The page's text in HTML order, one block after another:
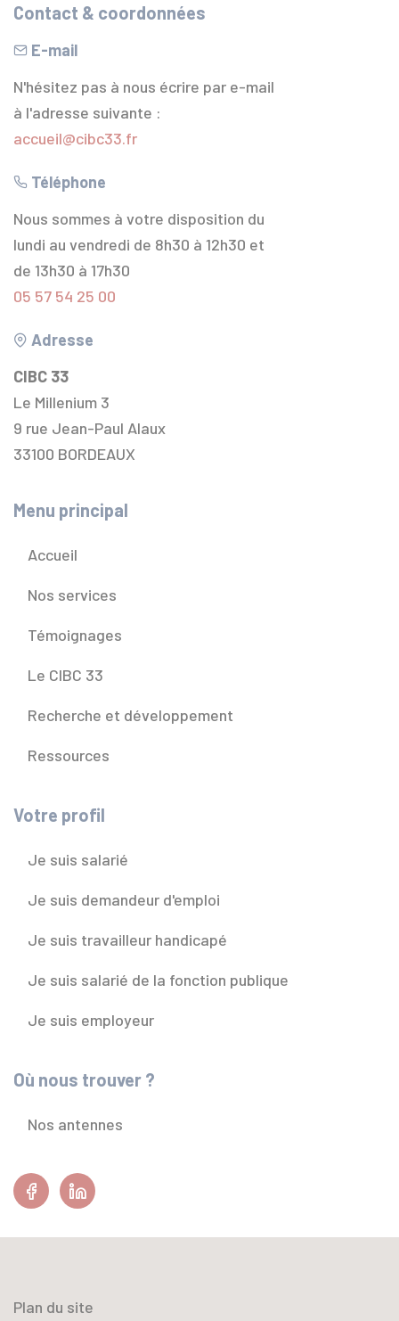
Contact & coordonnées
E-mail
N'hésitez pas à nous écrire par e-mail
à l'adresse suivante :
accueil@cibc33.fr
Téléphone
Nous sommes à votre disposition du
lundi au vendredi de 8h30 à 12h30 et
de 13h30 à 17h30
05 57 54 25 00
Adresse
CIBC 33
Le Millenium 3
9 rue Jean-Paul Alaux
33100 BORDEAUX
Menu principal
Accueil
Nos services
Témoignages
Le CIBC 33
Recherche et développement
Ressources
Votre profil
Je suis salarié
Je suis demandeur d'emploi
Je suis travailleur handicapé
Je suis salarié de la fonction publique
Je suis employeur
Où nous trouver ?
Nos antennes
FacebookLinkedin
Plan du site